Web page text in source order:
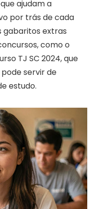
ajudam a
por trás de cada
gabaritos extras
como o
TJ SC 2024, que
servir de
estudo.